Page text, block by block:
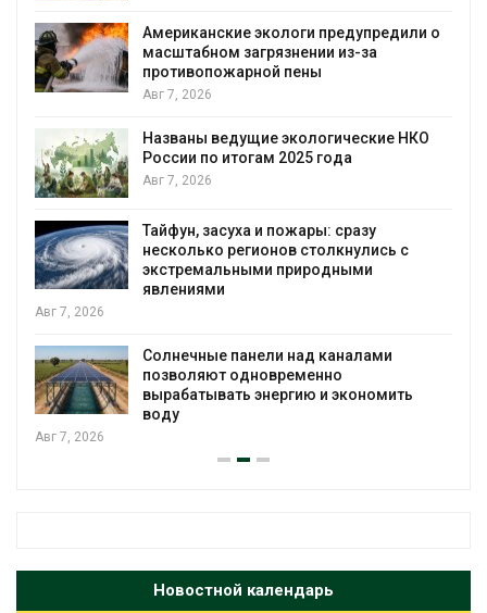
Панамский канал вновь ограничивает
загрузку судов из-за дефицита пресной
воды
Авг 6, 2026
В китайской провинции Шэньси из-за
паводков эвакуировали более 140 тыс.
человек
МЕГА и ВкусВилл установили
экообменники для сбора вторсырья
Авг 6, 2026
воду из воздуха с помощью ветра
Авг 6, 2026
Новостной календарь